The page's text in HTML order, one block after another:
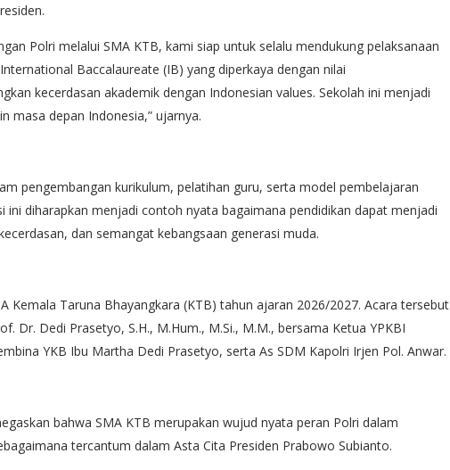
Polri melalui SMA KTB, kami siap untuk selalu mendukung pelaksanaan
Baccalaureate (IB) yang diperkaya dengan nilai
kecerdasan akademik dengan Indonesian values. Sekolah ini menjadi
masa depan Indonesia,” ujarnya.
pengembangan kurikulum, pelatihan guru, serta model pembelajaran
ini diharapkan menjadi contoh nyata bagaimana pendidikan dapat menjadi
dan semangat kebangsaan generasi muda.
Kemala Taruna Bhayangkara (KTB) tahun ajaran 2026/2027. Acara tersebut
Dr. Dedi Prasetyo, S.H., M.Hum., M.Si., M.M., bersama Ketua YPKBI
YKB Ibu Martha Dedi Prasetyo, serta As SDM Kapolri Irjen Pol. Anwar.
bahwa SMA KTB merupakan wujud nyata peran Polri dalam
tercantum dalam Asta Cita Presiden Prabowo Subianto.